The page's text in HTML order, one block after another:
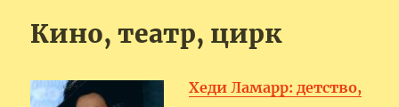
Кино, театр, цирк
Хеди Ламарр: детство,